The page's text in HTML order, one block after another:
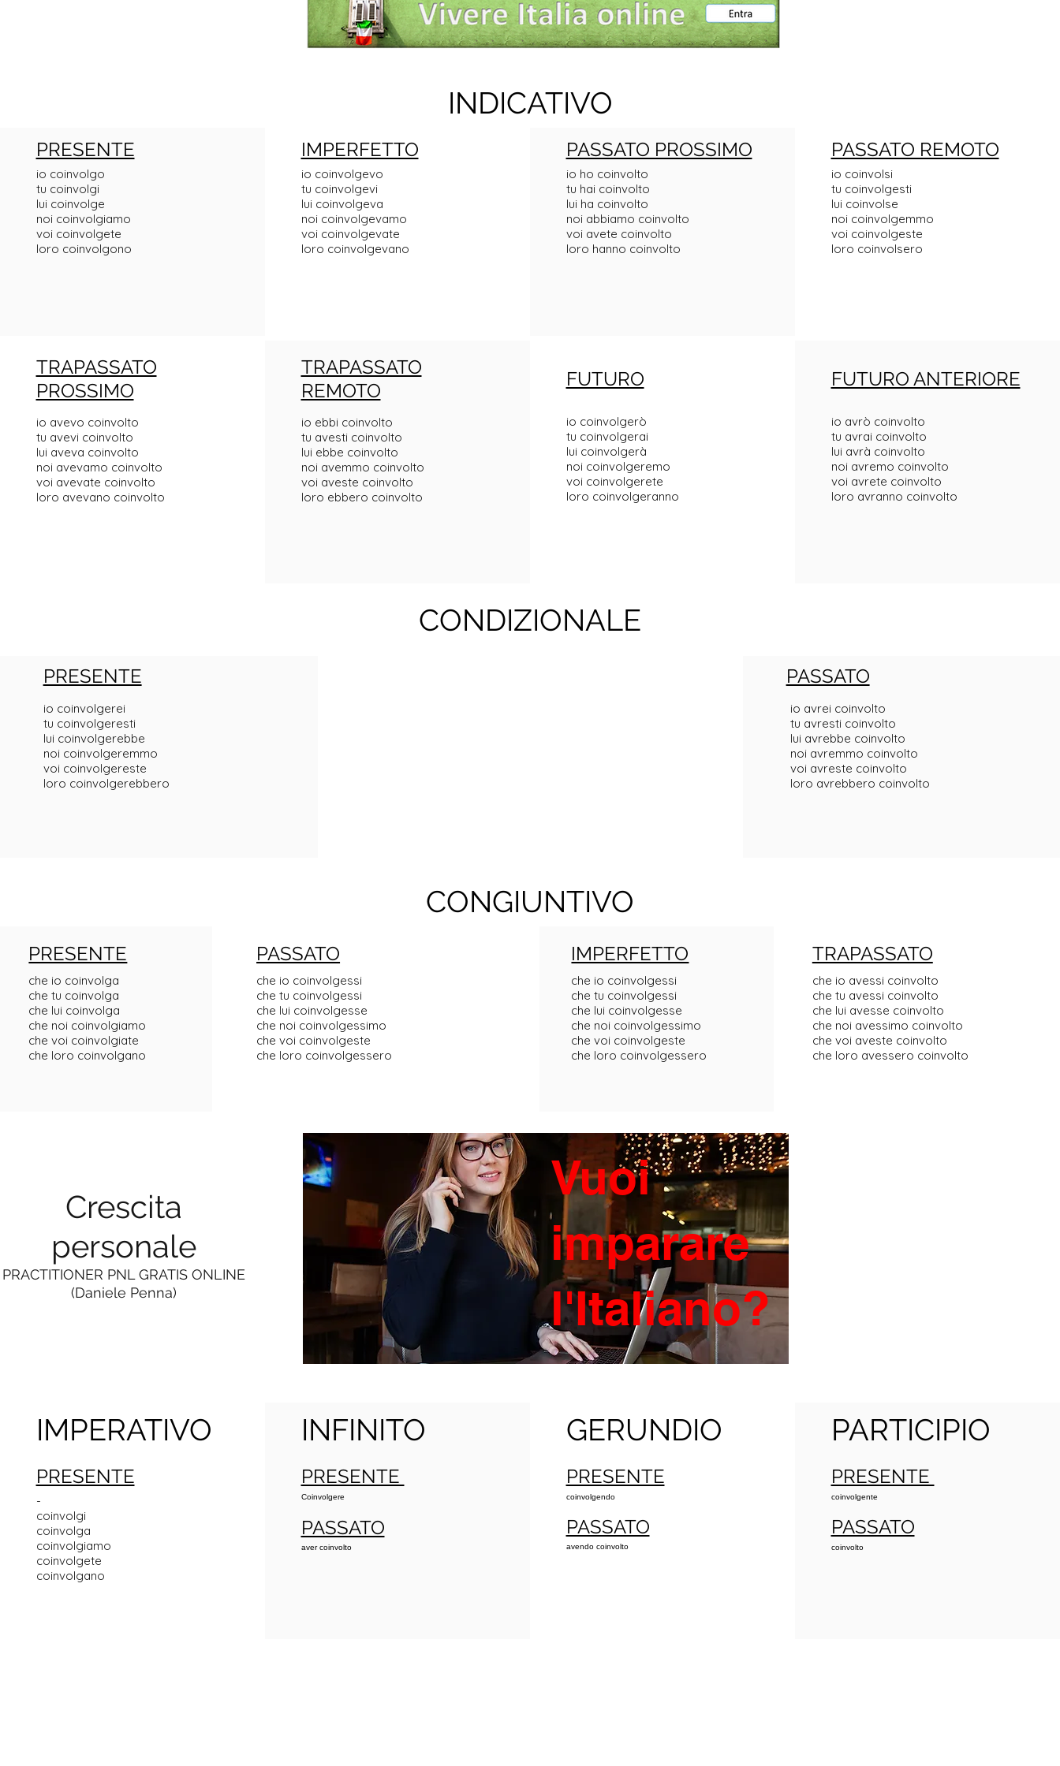
INDICATIVO
PRESENTE
io coinvolgo
tu coinvolgi
lui coinvolge
noi coinvolgiamo
voi coinvolgete
loro coinvolgono
IMPERFETTO
io coinvolgevo
tu coinvolgevi
lui coinvolgeva
noi coinvolgevamo
voi coinvolgevate
loro coinvolgevano
PASSATO PROSSIMO
io ho coinvolto
tu hai coinvolto
lui ha coinvolto
noi abbiamo coinvolto
voi avete coinvolto
loro hanno coinvolto
PASSATO REMOTO
io coinvolsi
tu coinvolgesti
lui coinvolse
noi coinvolgemmo
voi coinvolgeste
loro coinvolsero
TRAPASSATO
PROSSIMO
io avevo coinvolto
tu avevi coinvolto
lui aveva coinvolto
noi avevamo coinvolto
voi avevate coinvolto
loro avevano coinvolto
TRAPASSATO
REMOTO
io ebbi coinvolto
tu avesti coinvolto
lui ebbe coinvolto
noi avemmo coinvolto
voi aveste coinvolto
loro ebbero coinvolto
FUTURO
io coinvolgerò
tu coinvolgerai
lui coinvolgerà
noi coinvolgeremo
voi coinvolgerete
loro coinvolgeranno
FUTURO ANTERIORE
io avrò coinvolto
tu avrai coinvolto
lui avrà coinvolto
noi avremo coinvolto
voi avrete coinvolto
loro avranno coinvolto
CONDIZIONALE
PRESENTE
io coinvolgerei
tu coinvolgeresti
lui coinvolgerebbe
noi coinvolgeremmo
voi coinvolgereste
loro coinvolgerebbero
PASSATO
io avrei coinvolto
tu avresti coinvolto
lui avrebbe coinvolto
noi avremmo coinvolto
voi avreste coinvolto
loro avrebbero coinvolto
CONGIUNTIVO
PRESENTE
che io coinvolga
che tu coinvolga
che lui coinvolga
che noi coinvolgiamo
che voi coinvolgiate
che loro coinvolgano
PASSATO
che io coinvolgessi
che tu coinvolgessi
che lui coinvolgesse
che noi coinvolgessimo
che voi coinvolgeste
che loro coinvolgessero
IMPERFETTO
che io coinvolgessi
che tu coinvolgessi
che lui coinvolgesse
che noi coinvolgessimo
che voi coinvolgeste
che loro coinvolgessero
TRAPASSATO
che io avessi coinvolto
che tu avessi coinvolto
che lui avesse coinvolto
che noi avessimo coinvolto
che voi aveste coinvolto
che loro avessero coinvolto
Crescita
personale
PRACTITIONER PNL GRATIS ONLINE
(Daniele Penna)
Vuoi
imparare
l'Italiano?
IMPERATIVO
PRESENTE
-
coinvolgi
coinvolga
coinvolgiamo
coinvolgete
coinvolgano
INFINITO
PRESENTE
Coinvolgere
PASSATO
aver coinvolto
GERUNDIO
PRESENTE
coinvolgendo
PASSATO
avendo coinvolto
PARTICIPIO
PRESENTE
coinvolgente
PASSATO
coinvolto